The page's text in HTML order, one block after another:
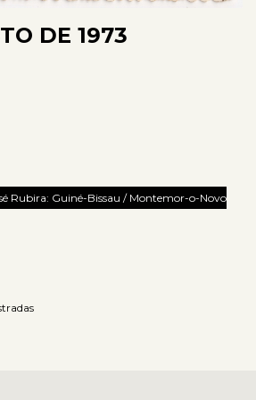
DE 1973
Rubira: Guiné-Bissau / Montemor-o-Novo